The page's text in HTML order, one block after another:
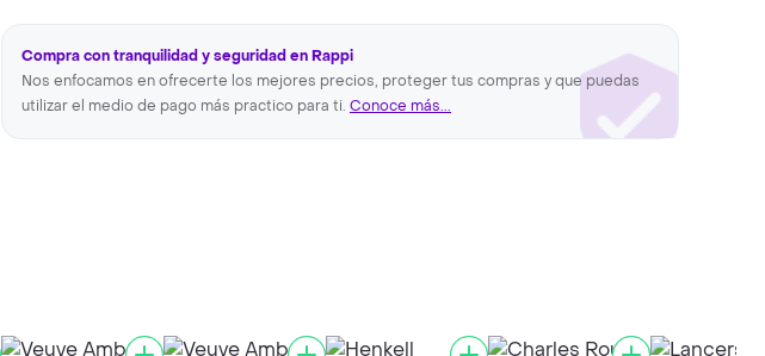
Compra con tranquilidad y seguridad en Rappi
Nos enfocamos en ofrecerte los mejores precios, proteger tus compras y que puedas
utilizar el medio de pago más practico para ti. Conoce más...